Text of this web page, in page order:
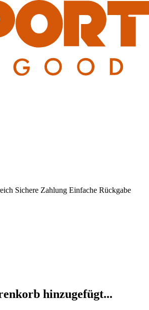
Sichere Zahlung Einfache Rückgabe
hinzugefügt...